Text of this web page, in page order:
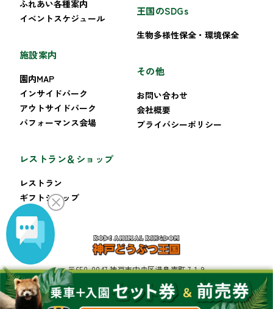
ふれあい各種案内
イベントスケジュール
施設案内
園内MAP
インサイドパーク
アウトサイドパーク
パフォーマンス会場
レストラン＆ショップ
レストラン
ギフトショップ
王国のSDGs
生物多様性保全・環境保全
その他
お問い合わせ
会社概要
プライバシーポリシー
〒650-0047 神戸市中央区港島南町 7-1-9